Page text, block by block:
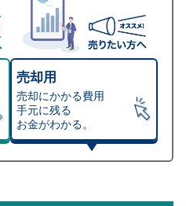
売却用
売却にかかる費用
手元に残る
お金がわかる。
ュレーション
シミュレーター
動で算出され、手元に残る